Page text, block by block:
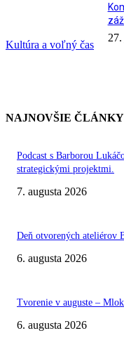
Kultúra a voľný čas
NAJNOVŠIE ČLÁNKY
Podcast s Barborou
strategickými projektmi.
7. augusta 2026
Deň otvorených ateliérov
6. augusta 2026
Tvorenie v auguste –
6. augusta 2026